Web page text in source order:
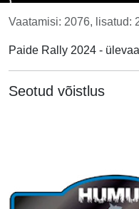
Vaatamisi: 2076, lisatud:
Paide Rally 2024 -
Seotud võistlus